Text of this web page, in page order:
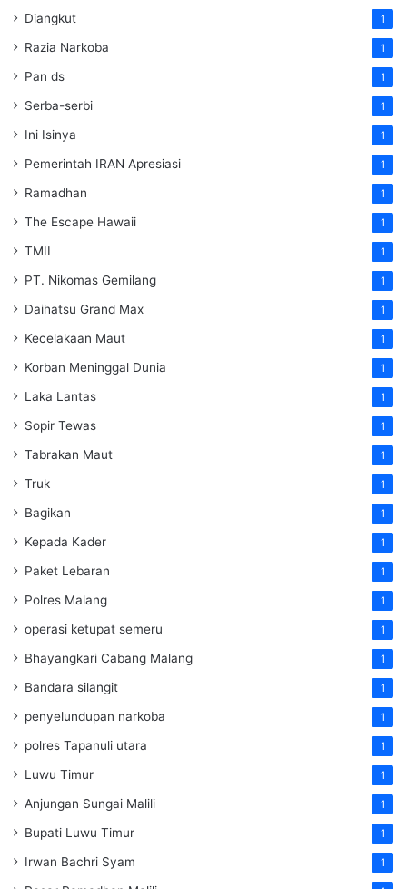
Diangkut 1
Razia Narkoba 1
Pan ds 1
Serba-serbi 1
Ini Isinya 1
Pemerintah IRAN Apresiasi 1
Ramadhan 1
The Escape Hawaii 1
TMII 1
PT. Nikomas Gemilang 1
Daihatsu Grand Max 1
Kecelakaan Maut 1
Korban Meninggal Dunia 1
Laka Lantas 1
Sopir Tewas 1
Tabrakan Maut 1
Truk 1
Bagikan 1
Kepada Kader 1
Paket Lebaran 1
Polres Malang 1
operasi ketupat semeru 1
Bhayangkari Cabang Malang 1
Bandara silangit 1
penyelundupan narkoba 1
polres Tapanuli utara 1
Luwu Timur 1
Anjungan Sungai Malili 1
Bupati Luwu Timur 1
Irwan Bachri Syam 1